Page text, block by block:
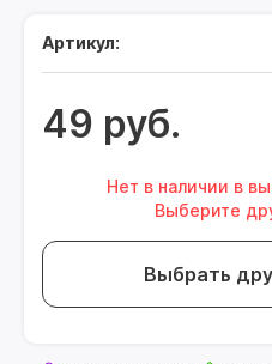
Артикул:
49 руб.
Нет в наличии в
Выберите
Выбрать